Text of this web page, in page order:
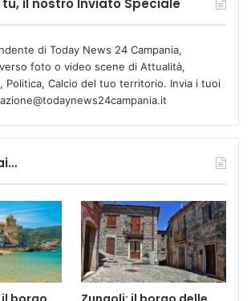
di Today News 24 Campania,
foto o video scene di Attualità,
Politica, Calcio del tuo territorio. Invia i tuoi